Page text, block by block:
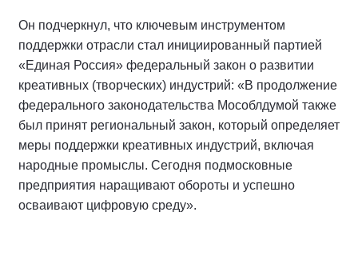
Он подчеркнул, что ключевым инструментом
поддержки отрасли стал инициированный партией
«Единая Россия» федеральный закон о развитии
креативных (творческих) индустрий: «В продолжение
федерального законодательства Мособлдумой также
был принят региональный закон, который определяет
меры поддержки креативных индустрий, включая
народные промыслы. Сегодня подмосковные
предприятия наращивают обороты и успешно
осваивают цифровую среду».